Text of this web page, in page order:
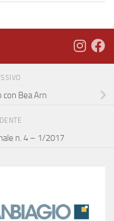
con Bea Arn
n. 4 – 1/2017